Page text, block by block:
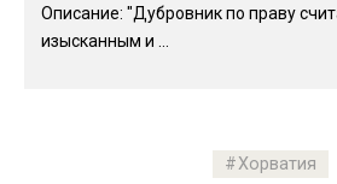
Описание: "Дубровник по праву
изысканным и ...
Хорватия